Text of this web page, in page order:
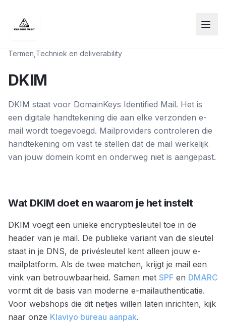
Termen Techniek en deliverability
DKIM
DKIM staat voor DomainKeys Identified Mail. Het is
een digitale handtekening die aan elke verzonden e-
mail wordt toegevoegd. Mailproviders controleren die
handtekening om vast te stellen dat de mail werkelijk
van jouw domein komt en onderweg niet is aangepast.
Wat DKIM doet en waarom je het instelt
DKIM voegt een unieke encryptiesleutel toe in de
header van je mail. De publieke variant van die sleutel
staat in je DNS, de privésleutel kent alleen jouw e-
mailplatform. Als de twee matchen, krijgt je mail een
vink van betrouwbaarheid. Samen met SPF en DMARC
vormt dit de basis van moderne e-mailauthenticatie.
Voor webshops die dit netjes willen laten inrichten, kijk
naar onze Klaviyo bureau aanpak.